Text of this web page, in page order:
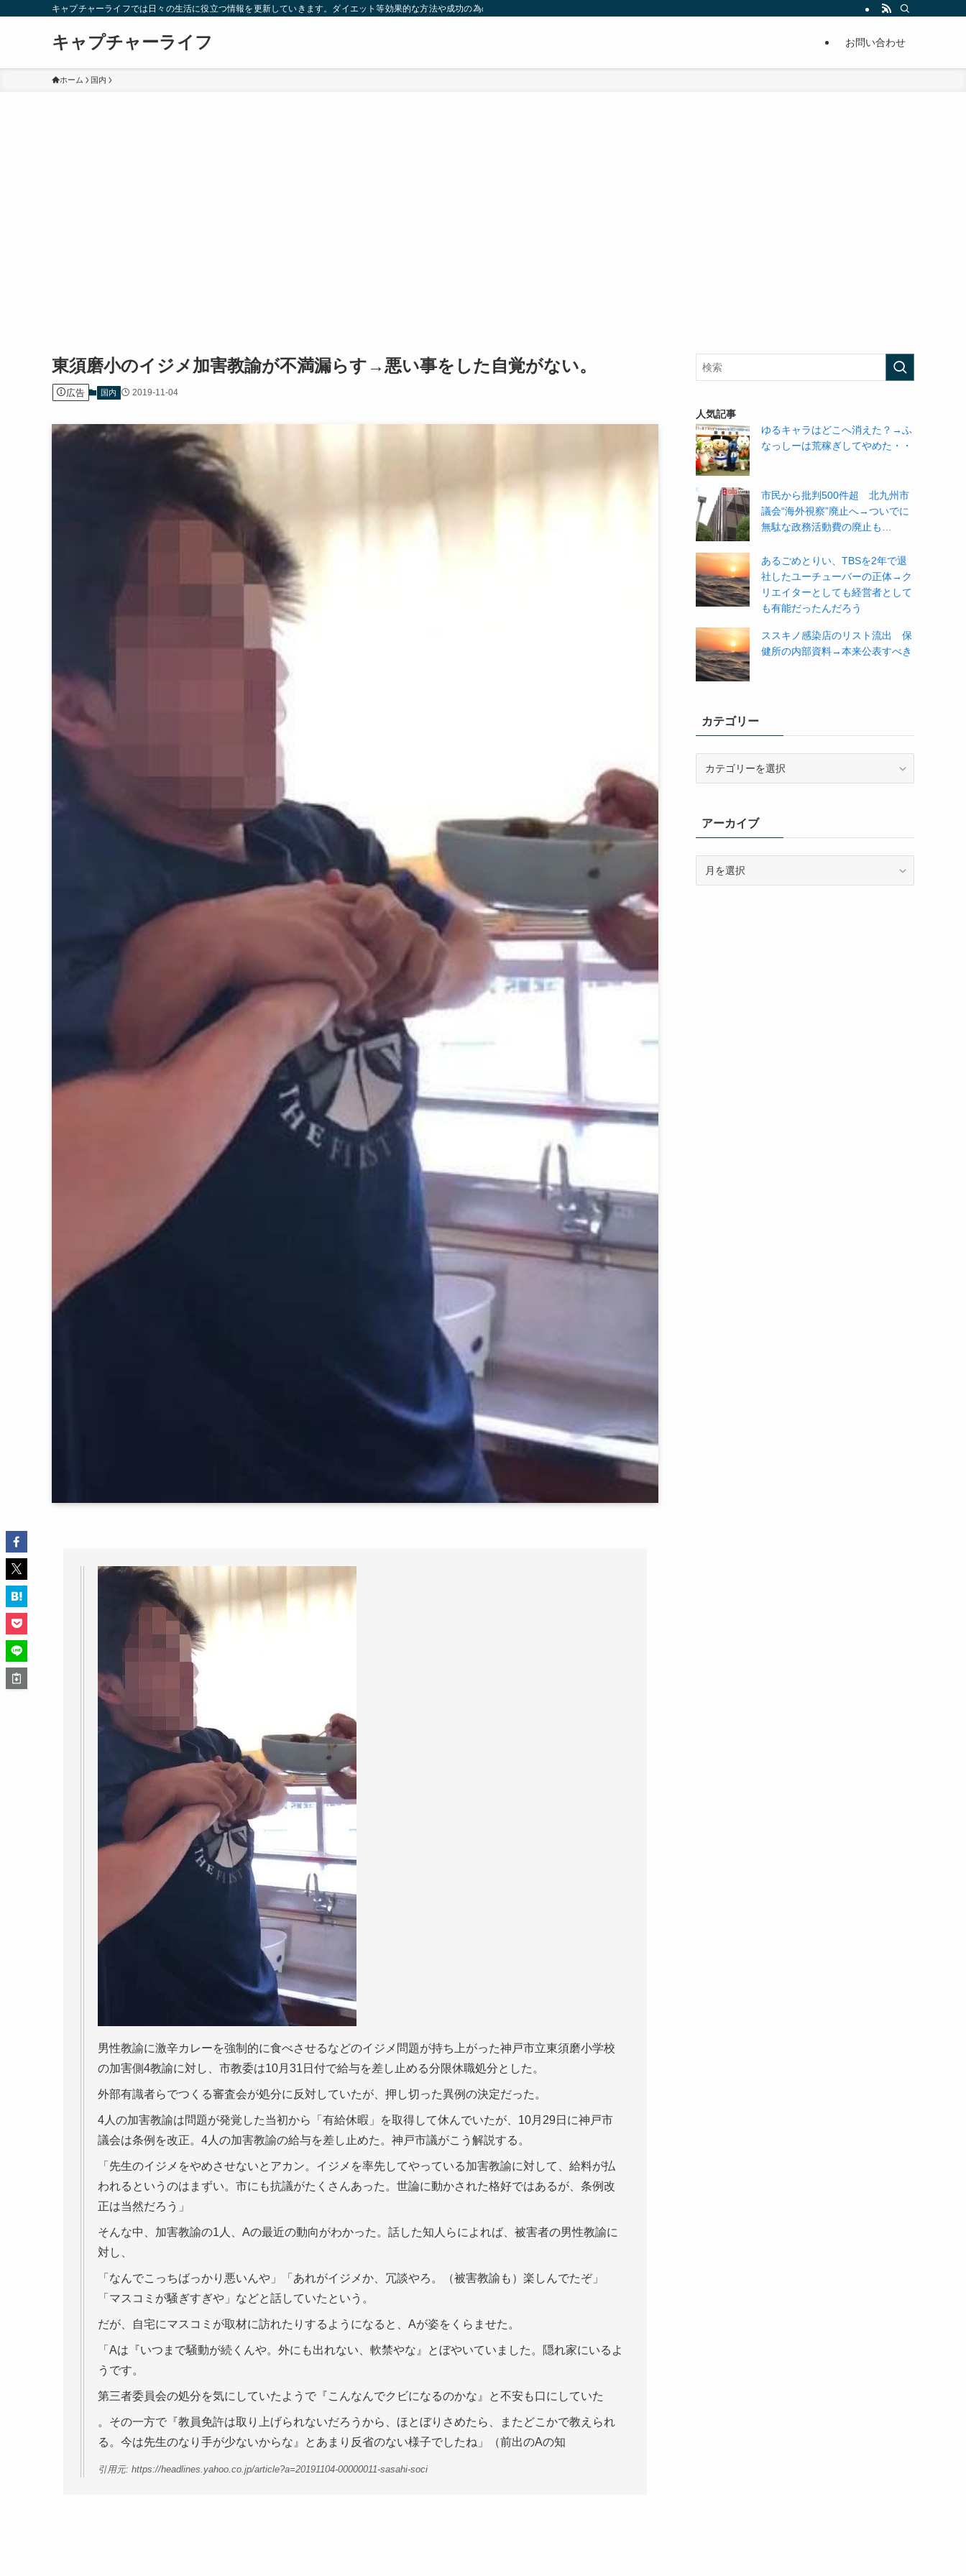
キャプチャーライフでは日々の生活に役立つ情報を更新していきます。ダイエット等効果的な方法や成功の為の秘訣等。太ったり悩んでいる方々が簡単に痩せることが出来るように分かりやすくまとめています。
キャプチャーライフ お問い合わせ
ホーム 国内
東須磨小のイジメ加害教諭が不満漏らす→悪い事をした自覚がない。
広告 国内 2019-11-04
男性教諭に激辛カレーを強制的に食べさせるなどのイジメ問題が持ち上がった神戸市立東須磨小学校
の加害側4教諭に対し、市教委は10月31日付で給与を差し止める分限休職処分とした。
外部有識者らでつくる審査会が処分に反対していたが、押し切った異例の決定だった。
4人の加害教諭は問題が発覚した当初から「有給休暇」を取得して休んでいたが、10月29日に神戸市
議会は条例を改正。4人の加害教諭の給与を差し止めた。神戸市議がこう解説する。
「先生のイジメをやめさせないとアカン。イジメを率先してやっている加害教諭に対して、給料が払
われるというのはまずい。市にも抗議がたくさんあった。世論に動かされた格好ではあるが、条例改
正は当然だろう」
そんな中、加害教諭の1人、Aの最近の動向がわかった。話した知人らによれば、被害者の男性教諭に
対し、
「なんでこっちばっかり悪いんや」「あれがイジメか、冗談やろ。（被害教諭も）楽しんでたぞ」
「マスコミが騒ぎすぎや」などと話していたという。
だが、自宅にマスコミが取材に訪れたりするようになると、Aが姿をくらませた。
「Aは『いつまで騒動が続くんや。外にも出れない、軟禁やな』とぼやいていました。隠れ家にいるよ
うです。
第三者委員会の処分を気にしていたようで『こんなんでクビになるのかな』と不安も口にしていた
。その一方で『教員免許は取り上げられないだろうから、ほとぼりさめたら、またどこかで教えられ
る。今は先生のなり手が少ないからな』とあまり反省のない様子でしたね」（前出のAの知
引用元: https://headlines.yahoo.co.jp/article?a=20191104-00000011-sasahi-soci
人気記事
ゆるキャラはどこへ消えた？→ふ
なっしーは荒稼ぎしてやめた・・
市民から批判500件超 北九州市
議会“海外視察”廃止へ→ついでに
無駄な政務活動費の廃止も…
あるごめとりい、TBSを2年で退
社したユーチューバーの正体→ク
リエイターとしても経営者として
も有能だったんだろう
ススキノ感染店のリスト流出 保
健所の内部資料→本来公表すべき
カテゴリー
ーアーカイブ